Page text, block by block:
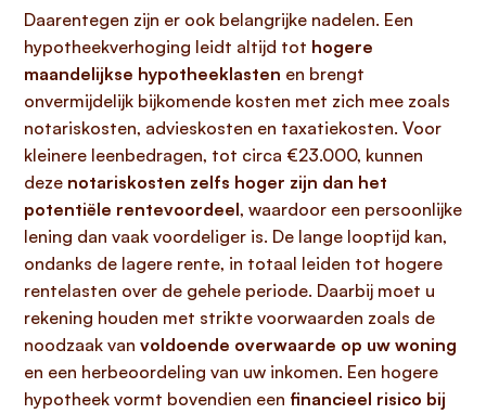
Daarentegen zijn er ook belangrijke nadelen. Een
hypotheekverhoging leidt altijd tot hogere
maandelijkse hypotheeklasten en brengt
onvermijdelijk bijkomende kosten met zich mee zoals
notariskosten, advieskosten en taxatiekosten. Voor
kleinere leenbedragen, tot circa €23.000, kunnen
deze notariskosten zelfs hoger zijn dan het
potentiële rentevoordeel, waardoor een persoonlijke
lening dan vaak voordeliger is. De lange looptijd kan,
ondanks de lagere rente, in totaal leiden tot hogere
rentelasten over de gehele periode. Daarbij moet u
rekening houden met strikte voorwaarden zoals de
noodzaak van voldoende overwaarde op uw woning
en een herbeoordeling van uw inkomen. Een hogere
hypotheek vormt bovendien een financieel risico bij